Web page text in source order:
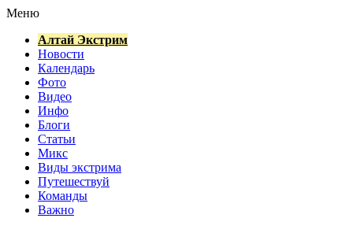
Меню
Алтай Экстрим
Новости
Календарь
Фото
Видео
Инфо
Блоги
Статьи
Микс
Виды экстрима
Путешествуй
Команды
Важно